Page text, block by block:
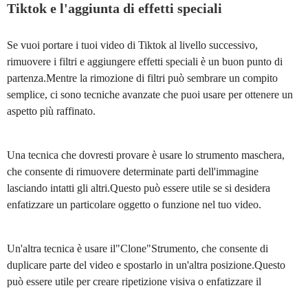
Tiktok e l'aggiunta di effetti speciali
Se vuoi portare i tuoi video di Tiktok al livello successivo,
rimuovere i filtri e aggiungere effetti speciali è un buon punto di
partenza.Mentre la rimozione di filtri può sembrare un compito
semplice, ci sono tecniche avanzate che puoi usare per ottenere un
aspetto più raffinato.
Una tecnica che dovresti provare è usare lo strumento maschera,
che consente di rimuovere determinate parti dell'immagine
lasciando intatti gli altri.Questo può essere utile se si desidera
enfatizzare un particolare oggetto o funzione nel tuo video.
Un'altra tecnica è usare il"Clone"Strumento, che consente di
duplicare parte del video e spostarlo in un'altra posizione.Questo
può essere utile per creare ripetizione visiva o enfatizzare il